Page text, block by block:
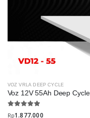
VOZ VRLA DEEP CYCLE
Voz 12V 55Ah Deep Cycle
Rp1.877.000